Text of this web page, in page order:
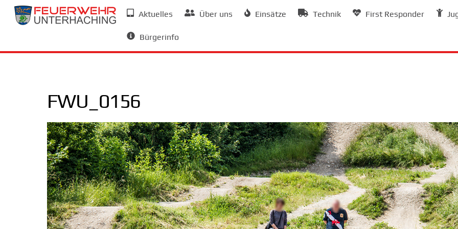
Skip
Aktuelles Über uns Einsätze Technik First Responder
Bürgerinfo
FWU_0156